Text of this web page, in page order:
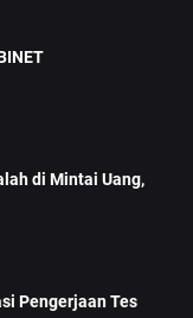
di Mintai Uang,
Pengerjaan Tes